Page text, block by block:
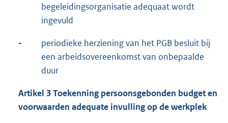
begeleidingsorganisatie adequaat wordt
ingevuld
-
periodieke herziening van het PGB besluit bij
een arbeidsovereenkomst van onbepaalde
duur
Artikel 3 Toekenning persoonsgebonden budget en
voorwaarden adequate invulling op de werkplek